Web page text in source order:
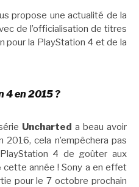
propose une actualité de la
de l’officialisation de titres
pour la PlayStation 4 et de la
4 en 2015 ?
Uncharted a beau avoir
cela n’empêchera pas
4 de goûter aux
cette année ! Sony a en effet
pour le 7 octobre prochain